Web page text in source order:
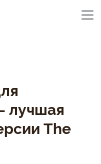
лучшая
The